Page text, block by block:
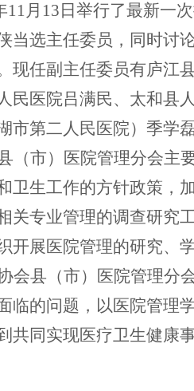
11 月 13 日举行了最新一
当选主任委员，同时讨
现任副主任委员有庐江
民医院吕满民、太和县
市第二人民医院）季学
（市）医院管理分会主
卫生工作的方针政策，
关专业管理的调查研究
开展医院管理的研究、
会县（市）医院管理分
临的问题，以医院管理
共同实现医疗卫生健康